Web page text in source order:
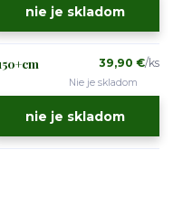
nie je skladom
39,90 €/ks
Nie je skladom
nie je skladom